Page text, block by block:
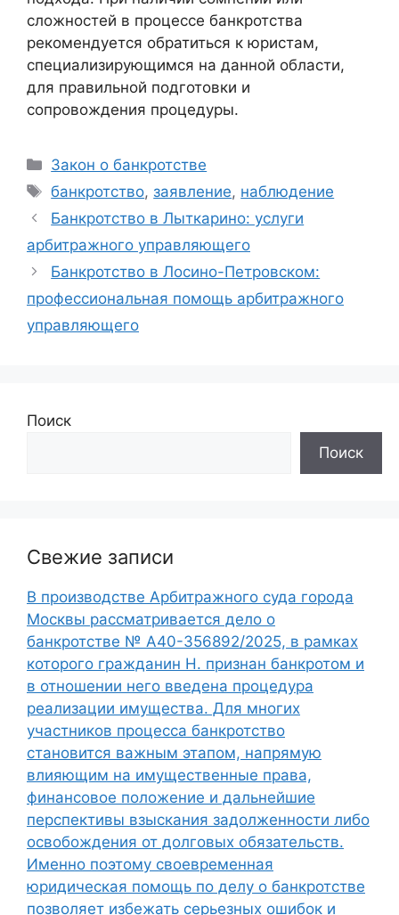
сложностей в процессе банкротства
рекомендуется обратиться к юристам,
специализирующимся на данной области,
для правильной подготовки и
сопровождения процедуры.
Рубрики
Закон о банкротстве
Метки
банкротство, заявление, наблюдение
Банкротство в Лыткарино: услуги
арбитражного управляющего
Банкротство в Лосино-Петровском:
профессиональная помощь арбитражного
управляющего
Поиск
Поиск
Свежие записи
В производстве Арбитражного суда города
Москвы рассматривается дело о
банкротстве № А40-356892/2025, в рамках
которого гражданин Н. признан банкротом и
в отношении него введена процедура
реализации имущества. Для многих
участников процесса банкротство
становится важным этапом, напрямую
влияющим на имущественные права,
финансовое положение и дальнейшие
перспективы взыскания задолженности либо
освобождения от долговых обязательств.
Именно поэтому своевременная
юридическая помощь по делу о банкротстве
позволяет избежать серьезных ошибок и